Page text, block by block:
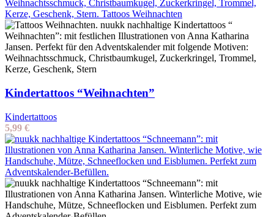
Kindertattoos “Weihnachten”
Kindertattoos
5,99 €